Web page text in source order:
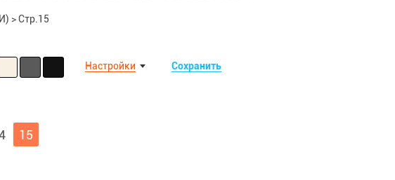
>Стр.15
Сохранить
Настройки
15